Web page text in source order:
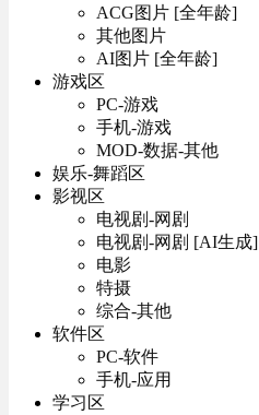
ACG图片 [全年龄]
其他图片
AI图片 [全年龄]
游戏区
PC-游戏
手机-游戏
MOD-数据-其他
娱乐-舞蹈区
影视区
电视剧-网剧
电视剧-网剧 [AI生成]
电影
特摄
综合-其他
软件区
PC-软件
手机-应用
学习区